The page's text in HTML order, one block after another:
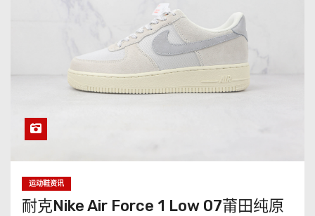
运动鞋资讯
耐克Nike Air Force 1 Low 07莆田纯原